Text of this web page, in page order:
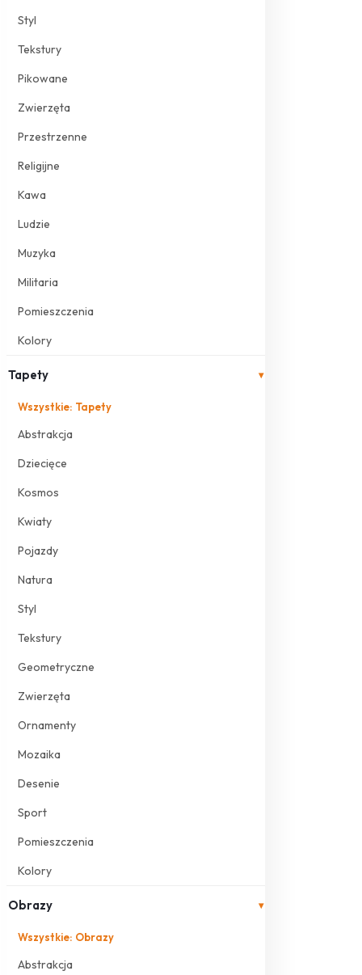
Styl
Tekstury
Pikowane
Zwierzęta
Przestrzenne
Religijne
Kawa
Ludzie
Muzyka
Militaria
Pomieszczenia
Kolory
Tapety ▾
Wszystkie: Tapety
Abstrakcja
Dziecięce
Kosmos
Kwiaty
Pojazdy
Natura
Styl
Tekstury
Geometryczne
Zwierzęta
Ornamenty
Mozaika
Desenie
Sport
Pomieszczenia
Kolory
Obrazy ▾
Wszystkie: Obrazy
Abstrakcja